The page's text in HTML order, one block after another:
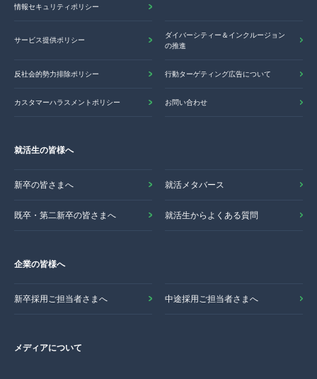
情報セキュリティポリシー
サービス提供ポリシー
ダイバーシティー＆インクルージョン
の推進
反社会的勢力排除ポリシー 行動ターゲティング広告について
カスタマーハラスメントポリシー お問い合わせ
就活生の皆様へ
新卒の皆さまへ 就活メタバース
既卒・第二新卒の皆さまへ 就活生からよくある質問
企業の皆様へ
新卒採用ご担当者さまへ 中途採用ご担当者さまへ
メディアについて